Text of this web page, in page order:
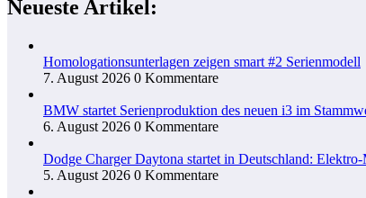
Neueste Artikel:
Homologationsunterlagen zeigen smart #2 Serienmodell
7. August 2026 0 Kommentare
BMW startet Serienproduktion des neuen i3 im
6. August 2026 0 Kommentare
Dodge Charger Daytona startet in Deutschland:
5. August 2026 0 Kommentare